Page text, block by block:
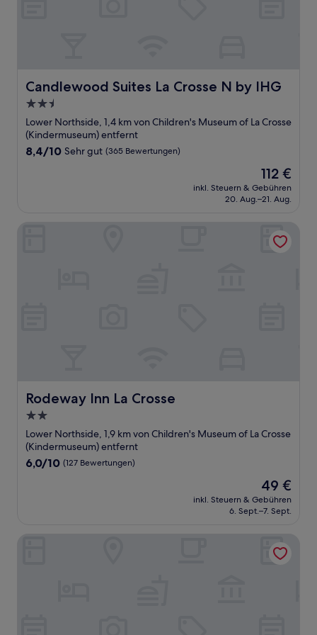
Candlewood Suites La Crosse N by IHG
Candlewood Suites La Crosse N by IHG
2.5-
Sterne-
Unterkunft
Lower Northside, 1,4 km von Children's Museum of La Crosse
(Kindermuseum) entfernt
8.4
Bewertungen)
8,4/10 Sehr gut (365 Bewertungen)
Der
Preis
beträgt
112 €
inkl. Steuern & Gebühren
20. Aug.–21. Aug.
Rodeway Inn La Crosse
Rodeway Inn La Crosse
2.0-
Sterne-
Unterkunft
Lower Northside, 1,9 km von Children's Museum of La Crosse
(Kindermuseum) entfernt
6.0
6,0/10 (127 Bewertungen)
Der
Preis
beträgt
49 €
inkl. Steuern & Gebühren
6. Sept.–7. Sept.